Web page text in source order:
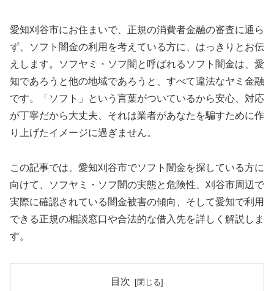
愛知刈谷市にお住まいで、正規の消費者金融の審査に通ら
ず、ソフト闇金の利用を考えている方に、はっきりとお伝
えします。ソフヤミ・ソフ闇と呼ばれるソフト闇金は、愛
知であろうと他の地域であろうと、すべて違法なヤミ金融
です。「ソフト」という言葉がついているから安心、対応
が丁寧だから大丈夫、それは業者があなたを騙すために作
り上げたイメージに過ぎません。
この記事では、愛知刈谷市でソフト闇金を探している方に
向けて、ソフヤミ・ソフ闇の実態と危険性、刈谷市周辺で
実際に確認されている闇金被害の傾向、そして愛知で利用
できる正規の相談窓口や合法的な借入先を詳しく解説しま
す。
目次